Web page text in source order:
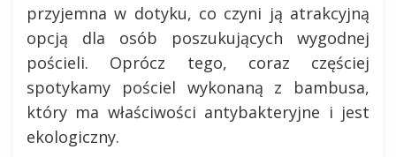
przyjemna w dotyku, co czyni ją atrakcyjną
opcją dla osób poszukujących wygodnej
pościeli. Oprócz tego, coraz częściej
spotykamy pościel wykonaną z bambusa,
który ma właściwości antybakteryjne i jest
ekologiczny.